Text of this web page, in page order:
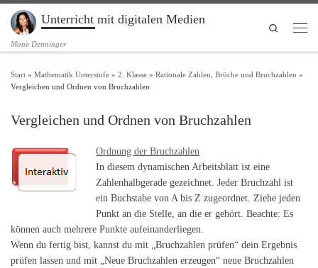
Zum Inhalt springen
Unterricht mit digitalen Medien
Mone Denninger
Search
Start » Mathematik Unterstufe » 2. Klasse » Rationale Zahlen, Brüche und Bruchzahlen »
Vergleichen und Ordnen von Bruchzahlen
Vergleichen und Ordnen von Bruchzahlen
Ordnung der Bruchzahlen
In diesem dynamischen Arbeitsblatt ist eine
Zahlenhalbgerade gezeichnet. Jeder Bruchzahl ist
ein Buchstabe von A bis Z zugeordnet. Ziehe jeden
Punkt an die Stelle, an die er gehört. Beachte: Es
können auch mehrere Punkte aufeinanderliegen.
Wenn du fertig bist, kannst du mit „Bruchzahlen prüfen“ dein Ergebnis
prüfen lassen und mit „Neue Bruchzahlen erzeugen“ neue Bruchzahlen